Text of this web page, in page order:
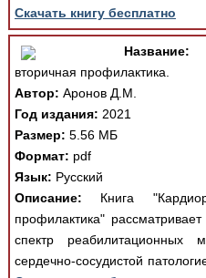
Скачать книгу бесплатно
Название:
вторичная профилактика.
Автор: Аронов Д.М.
Год издания: 2021
Размер: 5.56 МБ
Формат: pdf
Язык: Русский
Описание: Книга
профилактика"
спектр реабилитационных
сердечно-сосудистой